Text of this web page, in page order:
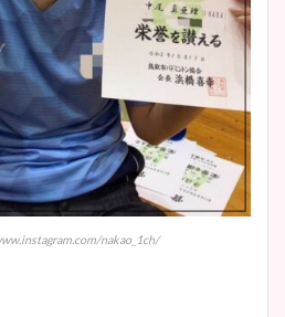
nakao_1ch/